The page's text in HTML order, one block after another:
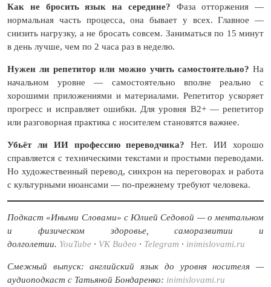
Как не бросить язык на середине? Фаза отторжения —
нормальная часть процесса, она бывает у всех. Главное —
снизить нагрузку, а не бросать совсем. Заниматься по 15 минут
в день лучше, чем по 2 часа раз в неделю.
Нужен ли репетитор или можно учить самостоятельно? На
начальном уровне — самостоятельно вполне реально с
хорошими приложениями и материалами. Репетитор ускоряет
прогресс и исправляет ошибки. Для уровня B2+ — репетитор
или разговорная практика с носителем становятся важнее.
Убьёт ли ИИ профессию переводчика? Нет. ИИ хорошо
справляется с техническими текстами и простыми переводами.
Но художественный перевод, синхрон на переговорах и работа
с культурными нюансами — по-прежнему требуют человека.
Подкаст «Иными Словами» с Юлией Седовой — о ментальном
и физическом здоровье, саморазвитии и
долголетии. YouTube · VK Видео · Telegram · inimislovami.ru
Смежный выпуск: английский язык до уровня носителя —
аудиоподкаст с Татьяной Бондаренко: inimislovami.ru